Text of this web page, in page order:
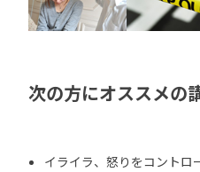
次の方にオススメの
イライラ、怒りをコントロ